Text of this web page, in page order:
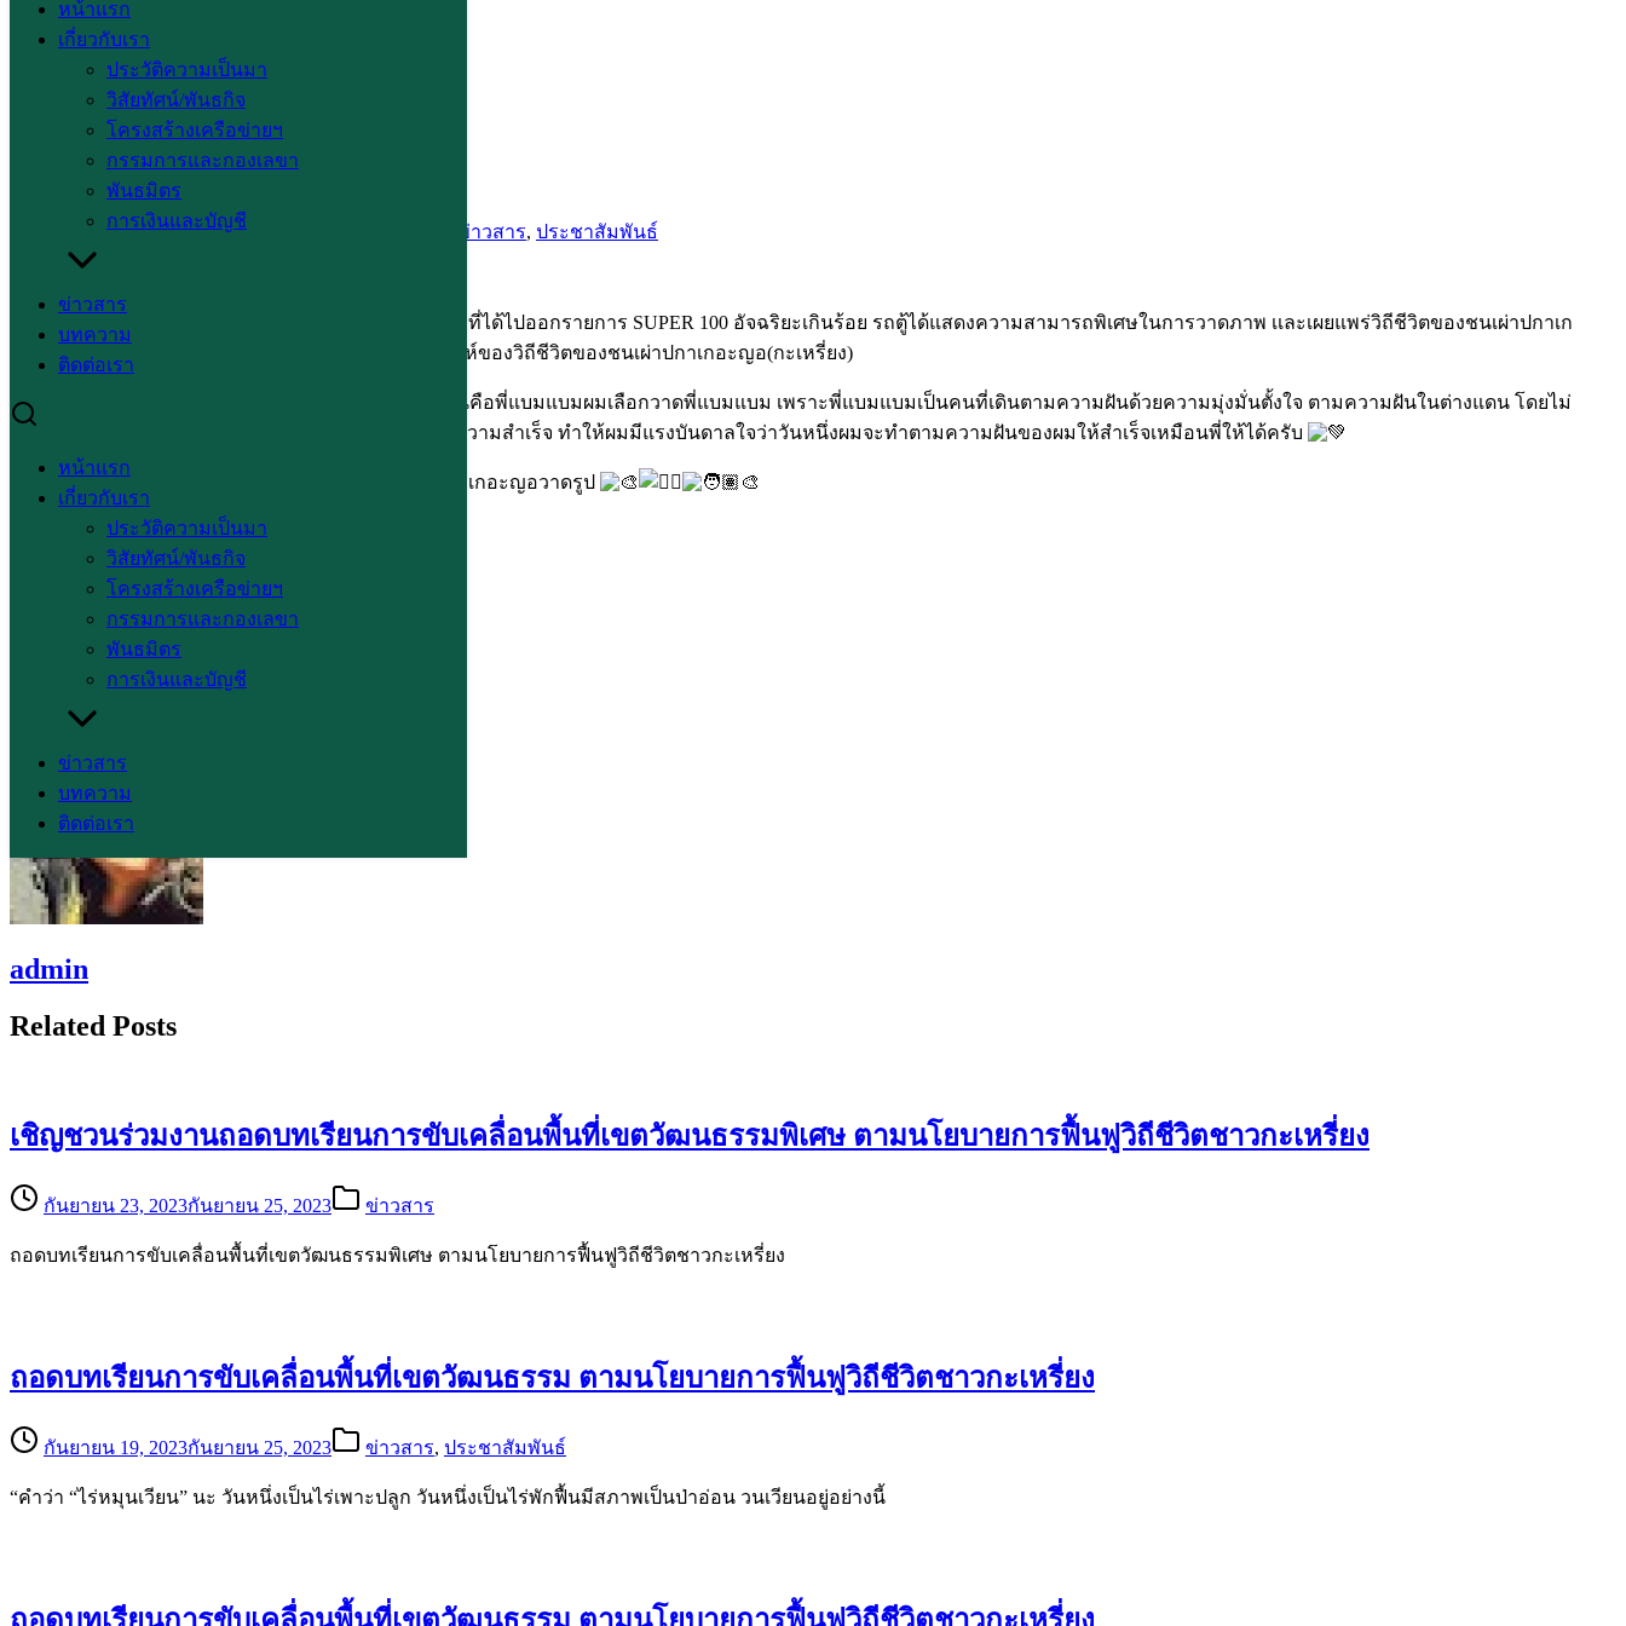
Skip
หน้าแรก
เกี่ยวกับเรา
ประวัติความเป็นมา
วิสัยทัศน์/พันธกิจ
โครงสร้างเครือข่ายฯ
กรรมการและกองเลขา
พันธมิตร
การเงินและบัญชี
ข่าวสาร
บทความ
ติดต่อเรา
หน้าแรก
เกี่ยวกับเรา
ประวัติความเป็นมา
วิสัยทัศน์/พันธกิจ
โครงสร้างเครือข่ายฯ
กรรมการและกองเลขา
พันธมิตร
การเงินและบัญชี
ข่าวสาร
บทความ
ติดต่อเรา
Search
รถตู้อัจฉริยะกะเหรี่ยงหัวใจรักศิลปะ
รถตู้อัจฉริยะกะเหรี่ยงหัวใจรักศิลปะ
สิงหาคม 14, 2023กันยายน 25, 2023 ข่าวสาร, ประชาสัมพันธ์
ประเสริฐ พนาไพโรจน์ ” ชนเผ่าปกาเกอะญอ (กะเหรี่ยง) ที่ได้ไปออกรายการ SUPER 100 อัจฉริยะเกินร้อย รถตู้ได้แสดงความสามารถพิเศษในการวาดภาพ เเละเผยแพร่วิถีชีวิตของชนเผ่าปกาเก
อะญอ (กะเหรี่ยง) ให้ผู้คนได้รู้จัก และสัมผัสกลิ่นอายเสน่ห์ของวิถีชีวิตของชนเผ่าปกาเกอะญอ(กะเหรี่ยง)
ถ่ายทอดผลงานภาพวาด “บุคคลผู้เป็นแรงบันดาลใจ” นั่นคือพี่แบมแบมผมเลือกวาดพี่แบมแบม เพราะพี่แบมแบมเป็นคนที่เดินตามความฝันด้วยความมุ่งมั่นตั้งใจ ตามความฝันในต่างแดน โดยไม่
ย่อท้อต่ออุปสรรค และก้าวข้ามกำแพงภาษาจนประสบความสำเร็จ ทำให้ผมมีแรงบันดาลใจว่าวันหนึ่งผมจะทำตามความฝันของผมให้สำเร็จเหมือนพี่ให้ได้ครับ
สามารถติดตามผลงานของรถตู้ได้ทางเพจ Karen art ปว่าเกอะญอวาดรูป
กะเหรี่ยง
admin
Related Posts
เชิญชวนร่วมงานถอดบทเรียนการขับเคลื่อนพื้นที่เขตวัฒนธรรมพิเศษ ตามนโยบายการฟื้นฟูวิถีชีวิตชาวกะเหรี่ยง
กันยายน 23, 2023กันยายน 25, 2023 ข่าวสาร
ถอดบทเรียนการขับเคลื่อนพื้นที่เขตวัฒนธรรมพิเศษ ตามนโยบายการฟื้นฟูวิถีชีวิตชาวกะเหรี่ยง
ถอดบทเรียนการขับเคลื่อนพื้นที่เขตวัฒนธรรม ตามนโยบายการฟื้นฟูวิถีชีวิตชาวกะเหรี่ยง
กันยายน 19, 2023กันยายน 25, 2023 ข่าวสาร, ประชาสัมพันธ์
“คำว่า “ไร่หมุนเวียน” นะ วันหนึ่งเป็นไร่เพาะปลูก วันหนึ่งเป็นไร่พักฟื้นมีสภาพเป็นป่าอ่อน วนเวียนอยู่อย่างนี้